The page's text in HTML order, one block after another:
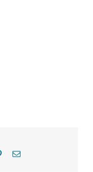
PinterestEmail